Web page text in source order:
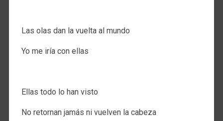
Las olas dan la vuelta al mundo
Yo me iría con ellas
Ellas todo lo han visto
No retornan jamás ni vuelven la cabeza